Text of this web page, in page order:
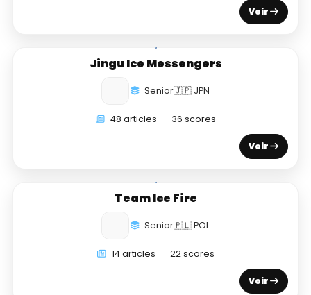
Voir
Jingu Ice Messengers
Senior🇯🇵 JPN
48 articles 36 scores
Voir
Team Ice Fire
Senior🇵🇱 POL
14 articles 22 scores
Voir